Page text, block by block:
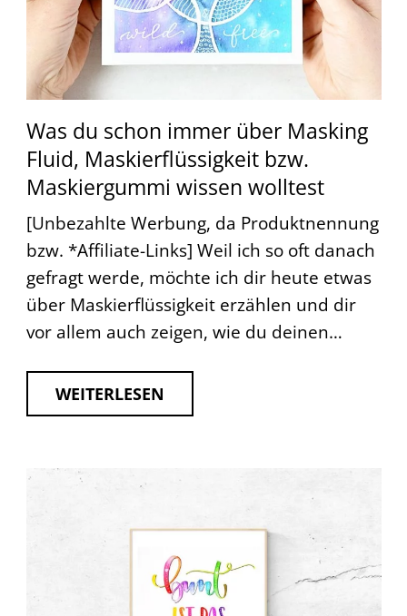
Was du schon immer über Masking
Fluid, Maskierflüssigkeit bzw.
Maskiergummi wissen wolltest
[Unbezahlte Werbung, da Produktnennung
bzw. *Affiliate-Links] Weil ich so oft danach
gefragt werde, möchte ich dir heute etwas
über Maskierflüssigkeit erzählen und dir
vor allem auch zeigen, wie du deinen…
WEITERLESEN